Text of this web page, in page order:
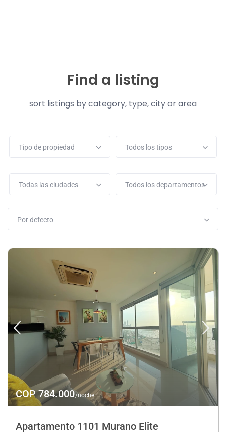
Find a listing
sort listings by category, type, city or area
Tipo de propiedad Todos los tipos
Todas las ciudades Todos los departamentos
Por defecto
COP 784.000/noche
Apartamento 1101 Murano Elite